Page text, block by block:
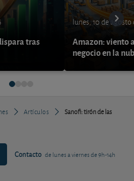
tras
lunes, 10 de agosto
Amazon: viento
negocio en la
Artículos
Sanofi: tirón de las
Contacto de lunes a viernes de 9h-14h